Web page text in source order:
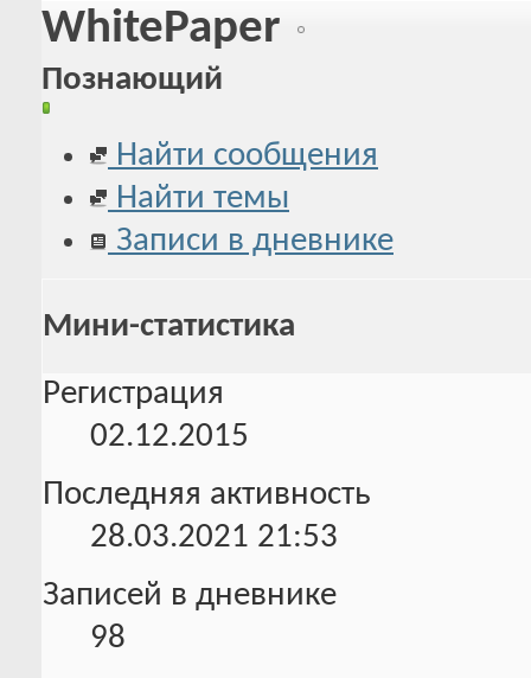
WhitePaper
Познающий
Найти сообщения
Найти темы
Записи в дневнике
Мини-статистика
Регистрация
02.12.2015
Последняя активность
28.03.2021 21:53
Записей в дневнике
98